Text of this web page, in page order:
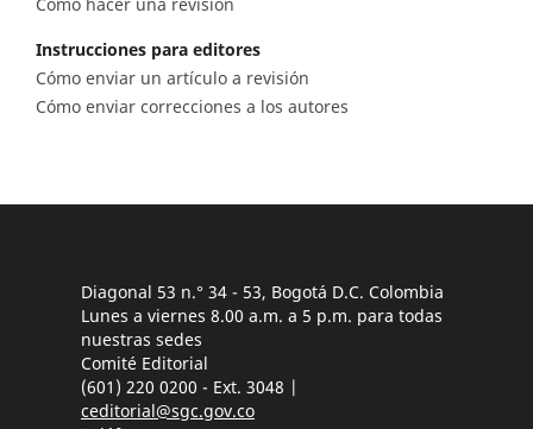
Cómo hacer una revisión
Instrucciones para editores
Cómo enviar un artículo a revisión
Cómo enviar correcciones a los autores
Diagonal 53 n.° 34 - 53, Bogotá D.C. Colombia
Lunes a viernes 8.00 a.m. a 5 p.m. para todas
nuestras sedes
Comité Editorial
(601) 220 0200 - Ext. 3048 |
ceditorial@sgc.gov.co